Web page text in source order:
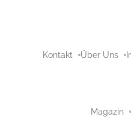
Kontakt Über Uns
Magazin